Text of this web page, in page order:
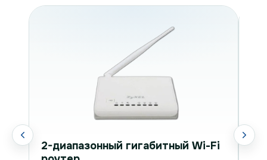
2-диапазонный гигабитный Wi-Fi